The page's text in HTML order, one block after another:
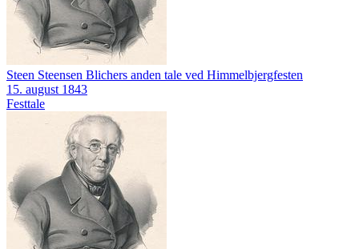
Steen Steensen Blichers anden tale ved Himmelbjergfesten
15. august 1843
Festtale